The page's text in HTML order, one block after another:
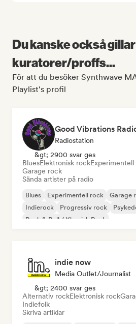
Du kanske också
kuratorer/proffs...
För att du besöker Synthwave
Playlist's profil
Good Vibrations
Radiostation
&gt; 2900 svar ges
BluesElektronisk rock
Garage rock
Sända artister på radio
Blues Experimentell rock Garage
Indierock
Progressiv rock
Rock & Roll / Klassisk Rock
indie now
Media Outlet/Journalist
&gt; 2400 svar ges
Alternativ rockElektronisk rock
Indiefolk
Skriva artiklar